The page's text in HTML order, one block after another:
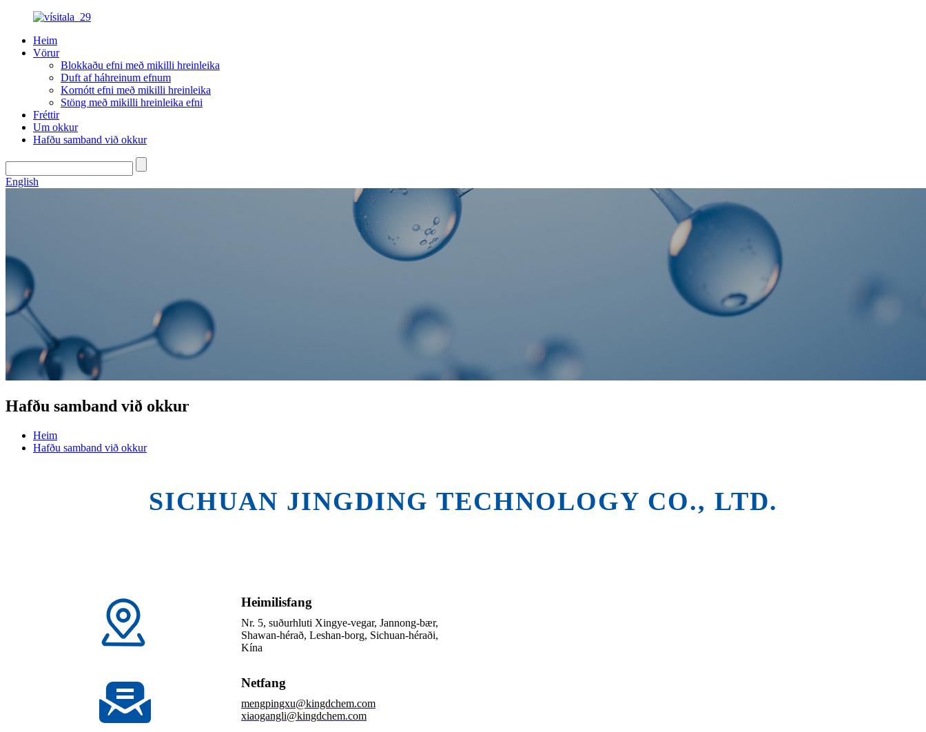
Heim
Vörur
Blokkaðu efni með mikilli hreinleika
Duft af háhreinum efnum
Kornótt efni með mikilli hreinleika
Stöng með mikilli hreinleika efni
Fréttir
Um okkur
Hafðu samband við okkur
English
Hafðu samband við okkur
Heim
Hafðu samband við okkur
SICHUAN JINGDING TECHNOLOGY CO., LTD.
Heimilisfang
Nr. 5, suðurhluti Xingye-vegar, Jannong-bær,
Shawan-hérað, Leshan-borg, Sichuan-héraði,
Kína
Netfang
mengpingxu@kingdchem.com
xiaogangli@kingdchem.com